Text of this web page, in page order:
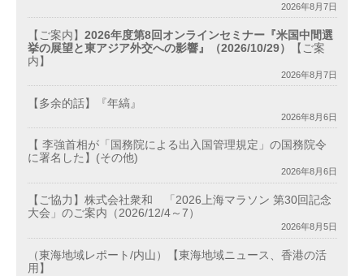
2026年8月7日
【ご案内】 2026年度第8回オンラインセミナー『米国中間選
挙の展望と東アジア外交への影響』（2026/10/29）
【ご案
内】
2026年8月7日
【多余的話】『年縞』
2026年8月6日
【 李強首相が「国務院による出入国管理規定」の国務院令
に署名した】(その他)
2026年8月6日
【ご協力】株式会社衆和 「2026上海マラソン 第30回記念
大会」のご案内（2026/12/4～7）
2026年8月5日
（東海地域レポート/内山）【東海地域ニュース、香港の活
用】